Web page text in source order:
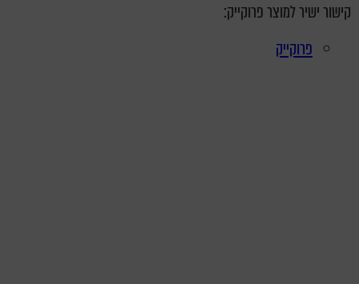
קישור ישיר למוצר פרוקייק:
פרוקייק